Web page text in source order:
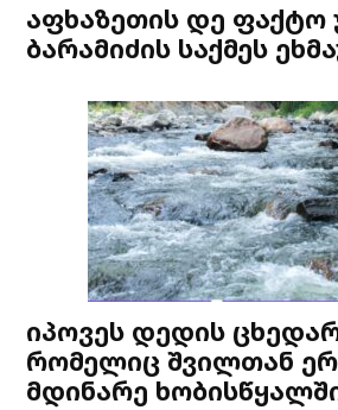
აფხაზეთის დე ფაქტო
ბარამიძის საქმეს
იპოვეს დედის
რომელიც შვილთან
მდინარე